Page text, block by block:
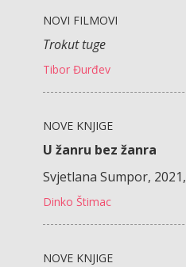
NOVI FILMOVI
Trokut tuge
Tibor Đurđev
NOVE KNJIGE
U žanru bez žanra
Svjetlana Sumpor, 2021,
Dinko Štimac
NOVE KNJIGE